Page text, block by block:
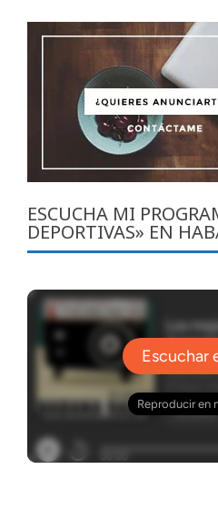
ESCUCHA MI
DEPORTIVAS» EN